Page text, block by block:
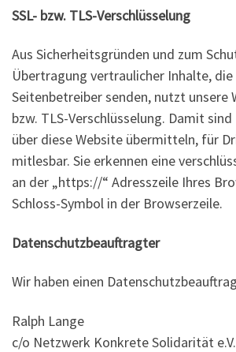
SSL- bzw. TLS-Verschlüsselung
Aus Sicherheitsgründen und zum
Übertragung vertraulicher Inhalte, die
Seitenbetreiber senden, nutzt unsere
bzw. TLS-Verschlüsselung. Damit
über diese Website übermitteln, für
mitlesbar. Sie erkennen eine
an der „https://“ Adresszeile Ihres
Schloss-Symbol in der Browserzeile.
Datenschutzbeauftragter
Wir haben einen
Ralph Lange
c/o Netzwerk Konkrete Solidarität e.V.